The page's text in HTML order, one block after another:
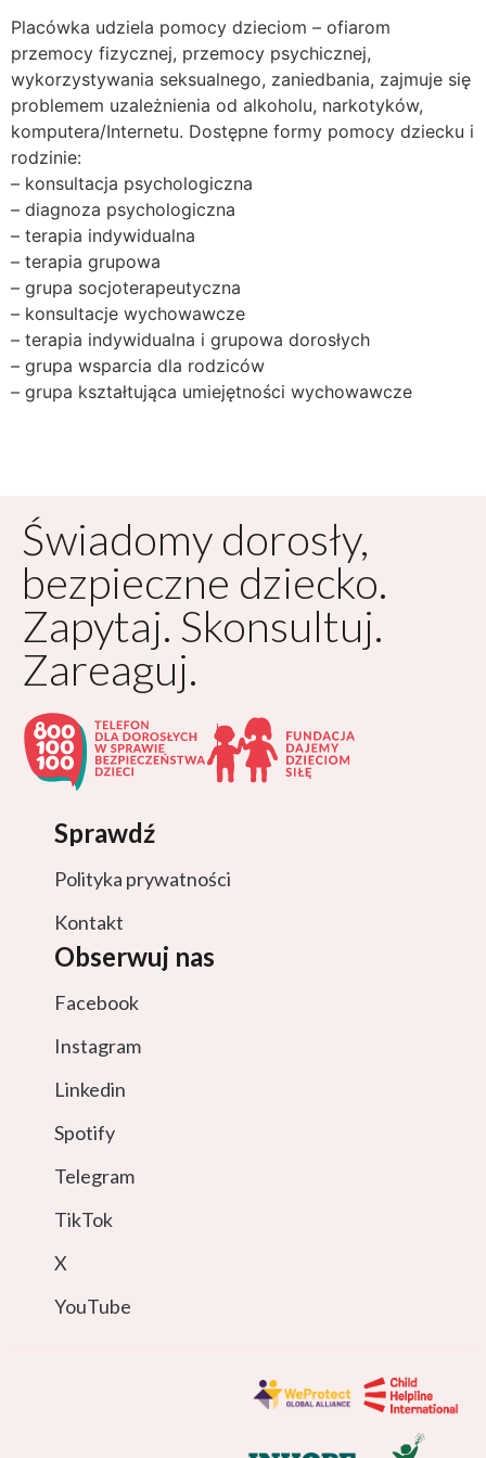
Placówka udziela pomocy dzieciom – ofiarom
przemocy fizycznej, przemocy psychicznej,
wykorzystywania seksualnego, zaniedbania, zajmuje się
problemem uzależnienia od alkoholu, narkotyków,
komputera/Internetu. Dostępne formy pomocy dziecku i
rodzinie:
– konsultacja psychologiczna
– diagnoza psychologiczna
– terapia indywidualna
– terapia grupowa
– grupa socjoterapeutyczna
– konsultacje wychowawcze
– terapia indywidualna i grupowa dorosłych
– grupa wsparcia dla rodziców
– grupa kształtująca umiejętności wychowawcze
Świadomy dorosły,
bezpieczne dziecko.
Zapytaj. Skonsultuj.
Zareaguj.
Sprawdź
Polityka prywatności
Kontakt
Obserwuj nas
Facebook
Instagram
Linkedin
Spotify
Telegram
TikTok
X
YouTube